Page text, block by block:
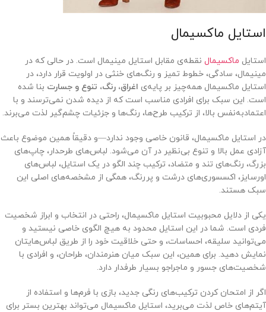
استایل ماکسیمال
استایل ماکسیمال نقطه‌ی مقابل استایل مینیمال است. در حالی که در
مینیمال، سادگی، خطوط تمیز و رنگ‌های خنثی در اولویت قرار دارد، در
استایل ماکسیمال همه‌چیز بر پایه‌ی اغراق، رنگ، تنوع و جسارت بنا شده
است. این سبک برای افرادی مناسب است که از دیده شدن نمی‌ترسند و با
اعتمادبه‌نفس بالا، از ترکیب طرح‌ها، رنگ‌ها و جزئیات چشم‌گیر لذت می‌برند.
در استایل ماکسیمال، قانون خاصی وجود ندارد—و دقیقاً همین موضوع باعث
آزادی عمل بالا و تنوع بی‌نظیر در آن می‌شود. لباس‌های طرحدار، چاپ‌های
بزرگ، رنگ‌های تند و متضاد، ترکیب چند الگو در یک استایل، لباس‌های
اورسایز، اکسسوری‌های درشت و پررنگ، همگی از مشخصه‌های اصلی این
سبک هستند.
یکی از دلایل محبوبیت استایل ماکسیمال، راحتی در انتخاب و ابراز شخصیت
فردی است. شما در این استایل محدود به هیچ الگوی خاصی نیستید و
می‌توانید سلیقه، احساسات، و حتی خلاقیت خود را از طریق لباس‌هایتان
نمایش دهید. برای همین، این سبک میان هنرمندان، طراحان، و افرادی با
شخصیت‌های جسور و ماجراجو بسیار طرفدار دارد.
اگر از امتحان کردن ترکیب‌های رنگی جدید، بازی با فرم‌ها و استفاده از
آیتم‌های خاص لذت می‌برید، استایل ماکسیمال می‌تواند بهترین بستر برای